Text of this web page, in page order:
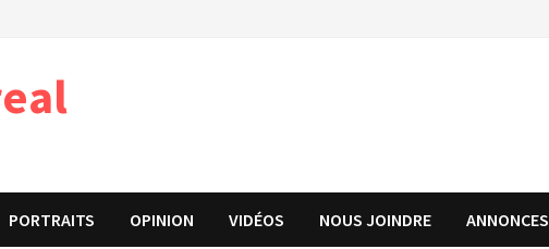
PORTRAITS OPINION VIDÉOS NOUS JOINDRE ANNONCES